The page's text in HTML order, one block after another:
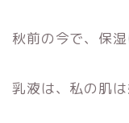
秋前の今で、保湿
乳液は、私の肌